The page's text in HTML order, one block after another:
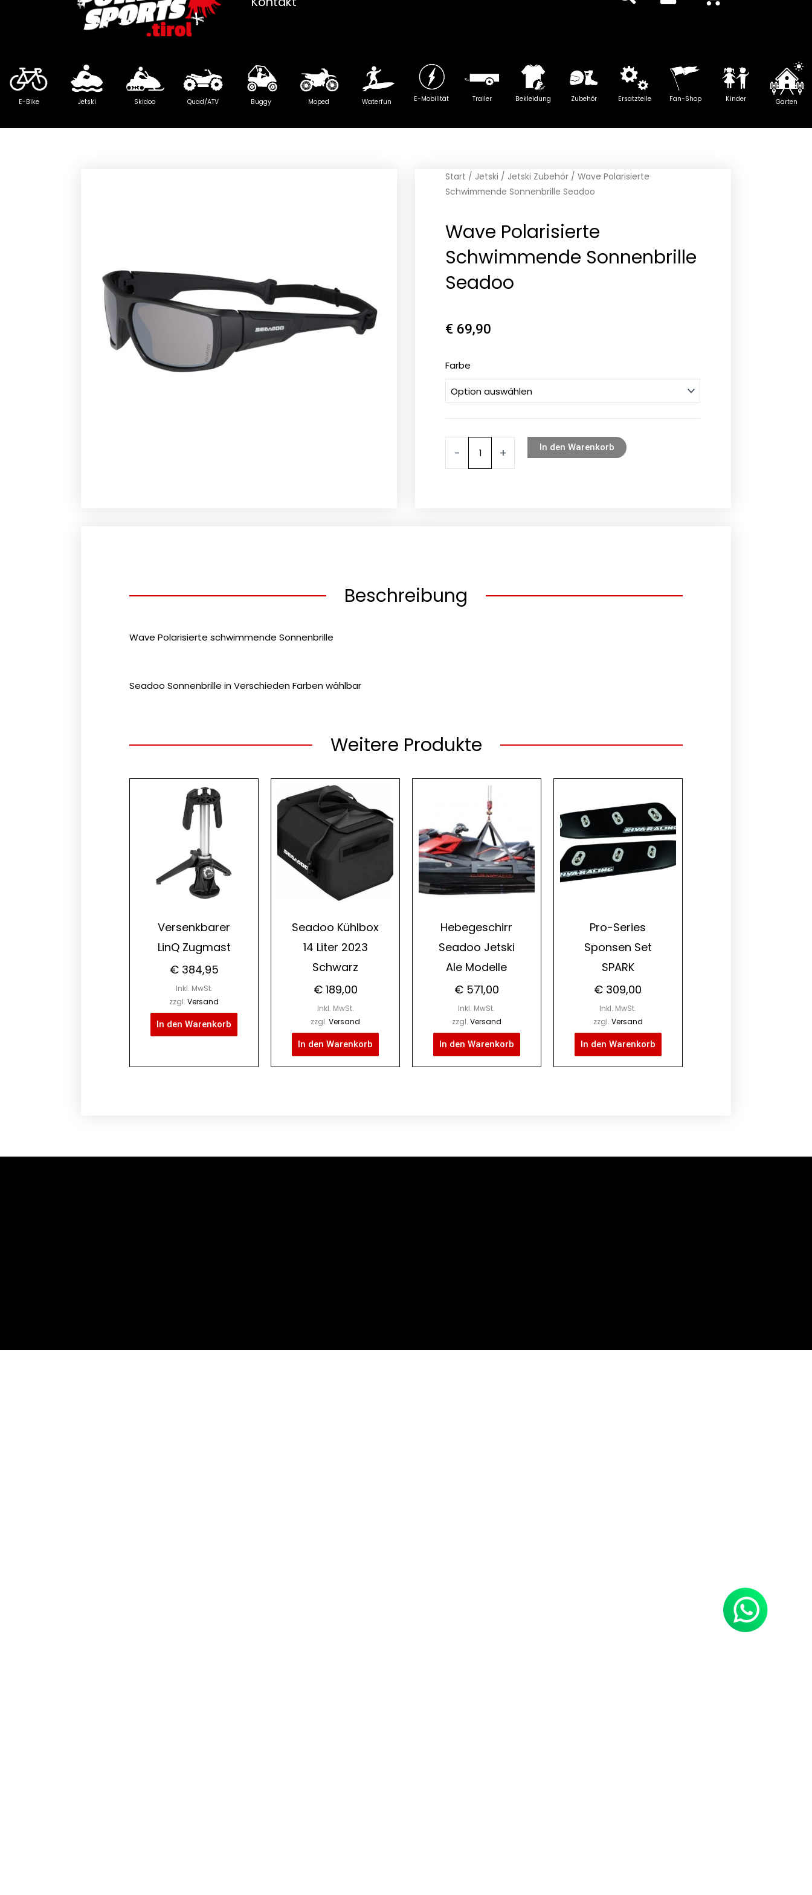
E-Bike Jetski Skidoo Quad/ATV Buggy Moped Waterfun E-Mobilität Trailer Bekleidung Zubehör Ersatzteile Fan-Shop Kinder Garten
Start / Jetski / Jetski Zubehör / Wave Polarisierte
Schwimmende Sonnenbrille Seadoo
Wave Polarisierte
Schwimmende Sonnenbrille
Seadoo
€ 69,90
Farbe
-
Wave
Polarisierte
Schwimmende
+ In den Warenkorb
Beschreibung
Wave Polarisierte schwimmende Sonnenbrille
Seadoo Sonnenbrille in Verschieden Farben wählbar
Weitere Produkte
Versenkbarer
LinQ Zugmast
€384,95
Inkl. MwSt.
zzgl.Versand
In den Warenkorb
Seadoo Kühlbox
14 Liter 2023
Schwarz
€189,00
Inkl. MwSt.
zzgl.Versand
In den Warenkorb
Hebegeschirr
Seadoo Jetski
Ale Modelle
€571,00
Inkl. MwSt.
zzgl. Versand
In den Warenkorb
Pro-Series
Sponsen Set
SPARK
€ 309,00
Inkl. MwSt.
zzgl. Versand
In den Warenkorb